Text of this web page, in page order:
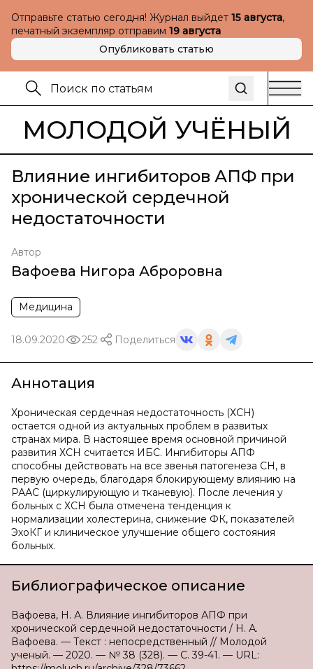
Отправьте статью сегодня! Журнал выйдет 15 августа,
печатный экземпляр отправим 19 августа
Опубликовать статью
МОЛОДОЙ УЧЁНЫЙ
Влияние ингибиторов АПФ при
хронической сердечной
недостаточности
Автор
Вафоева Нигора Аброровна
Медицина
18.09.2020 252 Поделиться
Аннотация
Хроническая сердечная недостаточность (ХСН)
остается одной из актуальных проблем в развитых
странах мира. В настоящее время основной причиной
развития ХСН считается ИБС. Ингибиторы АПФ
способны действовать на все звенья патогенеза СН, в
первую очередь, благодаря блокирующему влиянию на
РААС (циркулирующую и тканевую). После лечения у
больных с ХСН была отмечена тенденция к
нормализации холестерина, снижение ФК, показателей
ЭхоКГ и клиническое улучшение общего состояния
больных.
Библиографическое описание
Вафоева, Н. А. Влияние ингибиторов АПФ при
хронической сердечной недостаточности / Н. А.
Вафоева. — Текст : непосредственный // Молодой
ученый. — 2020. — № 38 (328). — С. 39-41. — URL: